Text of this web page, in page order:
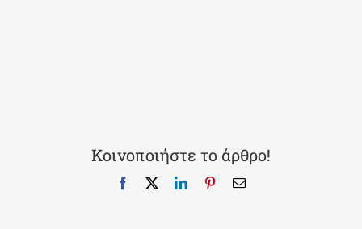
Κοινοποιήστε το άρθρο!
Facebook LinkedInPinterestEmail